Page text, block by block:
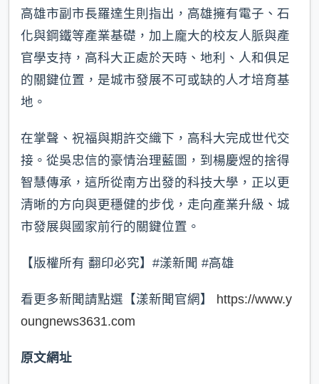
高雄市副市長羅達生則指出，高雄擁有電子、石
化與鋼鐵等產業基礎，加上龐大的校友人脈與產
官學支持，高科大正處於天時、地利、人和俱足
的關鍵位置，是城市發展不可或缺的人才培育基
地。
在掌聲、祝福與期許交織下，高科大完成世代交
接。從吳忠信的豪情治理藍圖，到楊慶煜的捨得
智慧傳承，這所從南方出發的科技大學，正以更
清晰的方向與更穩健的步伐，走向產業升級、城
市發展與國家前行的關鍵位置。
【版權所有 翻印必究】#漾新聞 #高雄
看更多新聞請點選【漾新聞官網】 https://www.y
oungnews3631.com
原文網址